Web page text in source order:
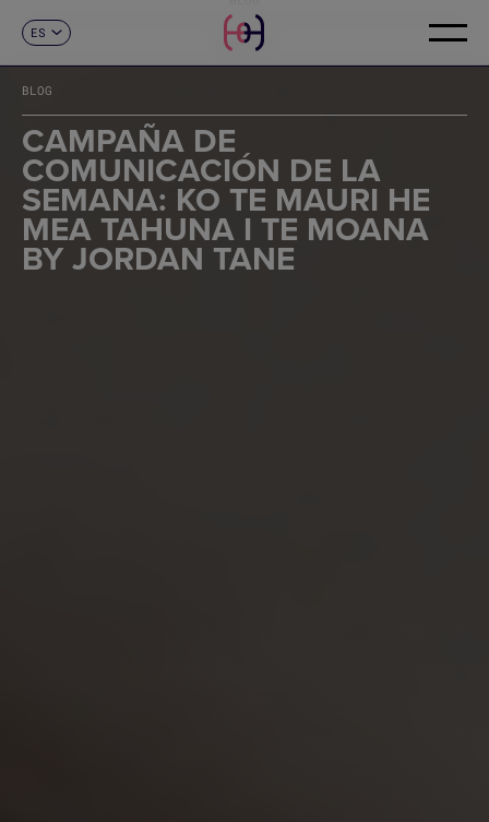
ES
FR
DE
IT
PT
CONTACTO
BLOG
CAMPAÑA DE
COMUNICACIÓN DE LA
SEMANA: KO TE MAURI HE
MEA TAHUNA I TE MOANA
BY JORDAN TANE